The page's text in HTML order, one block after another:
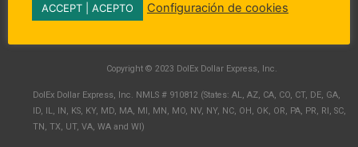
L
i
k
e
d
i
n
a
e
b
o
o
n
t
a
g
Copyright © 2023 DolEx Dollar Express, Inc.
DolEx Dollar Express, Inc. NMLS # 910812 (States: AL, AZ, CA, CO, CT, DE, GA,
ID, IL, IN, KS, KY, MD, MA, MI, MN, MO, NV, NY, NC, OH, OK, OR, PA, PR, RI, SC,
TN, TX, UT, VA, WA and WI)
ACCEPT | ACEPTO Configuración de cookies